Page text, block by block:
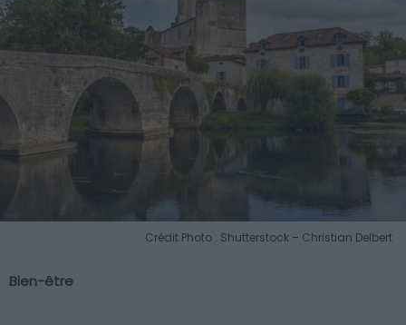
Crédit Photo : Shutterstock – Christian Delbert
Bien-être